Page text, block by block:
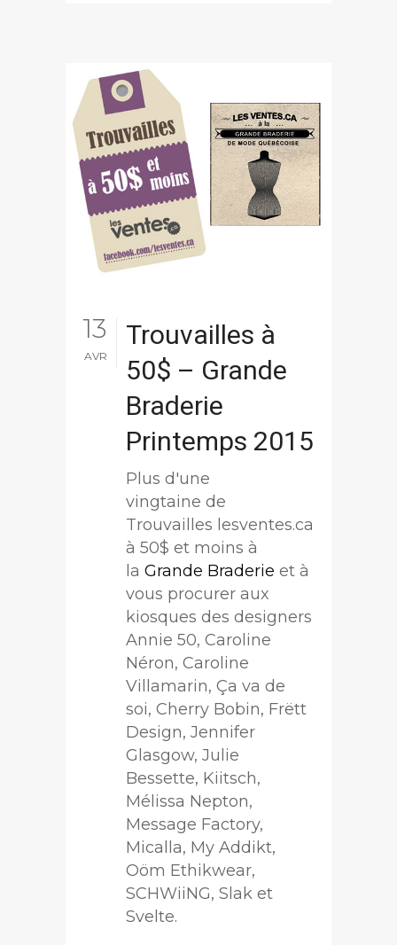
13
AVR
Trouvailles à
50$ – Grande
Braderie
Printemps 2015
Plus d'une
vingtaine de
Trouvailles lesventes.ca
à 50$ et moins à
la Grande Braderie et à
vous procurer aux
kiosques des designers
Annie 50, Caroline
Néron, Caroline
Villamarin, Ça va de
soi, Cherry Bobin, Frëtt
Design, Jennifer
Glasgow, Julie
Bessette, Kiitsch,
Mélissa Nepton,
Message Factory,
Micalla, My Addikt,
Oöm Ethikwear,
SCHWiiNG, Slak et
Svelte.